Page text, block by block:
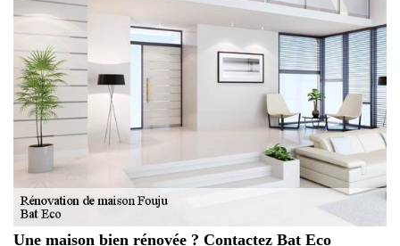
Une maison bien rénovée ? Contactez Bat Eco